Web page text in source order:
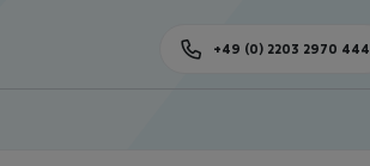
+49 (0) 2203 2970 444